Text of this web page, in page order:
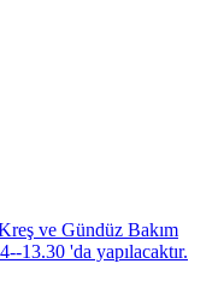
ve Gündüz Bakım
13.30 'da yapılacaktır.